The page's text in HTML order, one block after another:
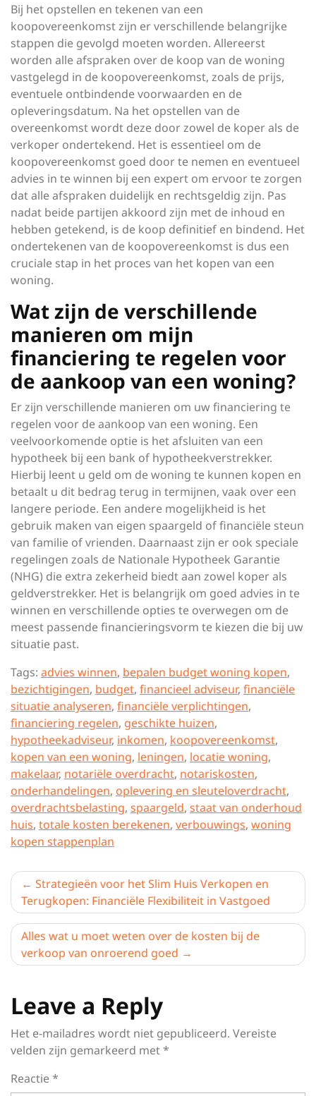
Bij het opstellen en tekenen van een
koopovereenkomst zijn er verschillende belangrijke
stappen die gevolgd moeten worden. Allereerst
worden alle afspraken over de koop van de woning
vastgelegd in de koopovereenkomst, zoals de prijs,
eventuele ontbindende voorwaarden en de
opleveringsdatum. Na het opstellen van de
overeenkomst wordt deze door zowel de koper als de
verkoper ondertekend. Het is essentieel om de
koopovereenkomst goed door te nemen en eventueel
advies in te winnen bij een expert om ervoor te zorgen
dat alle afspraken duidelijk en rechtsgeldig zijn. Pas
nadat beide partijen akkoord zijn met de inhoud en
hebben getekend, is de koop definitief en bindend. Het
ondertekenen van de koopovereenkomst is dus een
cruciale stap in het proces van het kopen van een
woning.
Wat zijn de verschillende
manieren om mijn
financiering te regelen voor
de aankoop van een woning?
Er zijn verschillende manieren om uw financiering te
regelen voor de aankoop van een woning. Een
veelvoorkomende optie is het afsluiten van een
hypotheek bij een bank of hypotheekverstrekker.
Hierbij leent u geld om de woning te kunnen kopen en
betaalt u dit bedrag terug in termijnen, vaak over een
langere periode. Een andere mogelijkheid is het
gebruik maken van eigen spaargeld of financiële steun
van familie of vrienden. Daarnaast zijn er ook speciale
regelingen zoals de Nationale Hypotheek Garantie
(NHG) die extra zekerheid biedt aan zowel koper als
geldverstrekker. Het is belangrijk om goed advies in te
winnen en verschillende opties te overwegen om de
meest passende financieringsvorm te kiezen die bij uw
situatie past.
Tags: advies winnen, bepalen budget woning kopen,
bezichtigingen, budget, financieel adviseur, financiële
situatie analyseren, financiële verplichtingen,
financiering regelen, geschikte huizen,
hypotheekadviseur, inkomen, koopovereenkomst,
kopen van een woning, leningen, locatie woning,
makelaar, notariële overdracht, notariskosten,
onderhandelingen, oplevering en sleuteloverdracht,
overdrachtsbelasting, spaargeld, staat van onderhoud
huis, totale kosten berekenen, verbouwings, woning
kopen stappenplan
Berichtnavigatie
Strategieën voor het Slim Huis Verkopen en
Terugkopen: Financiële Flexibiliteit in Vastgoed
Alles wat u moet weten over de kosten bij de
verkoop van onroerend goed
Leave a Reply
Het e-mailadres wordt niet gepubliceerd. Vereiste
velden zijn gemarkeerd met*
Reactie*